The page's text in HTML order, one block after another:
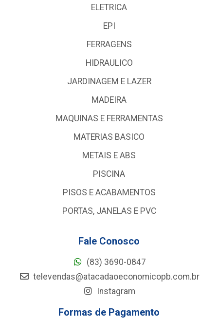
ELETRICA
EPI
FERRAGENS
HIDRAULICO
JARDINAGEM E LAZER
MADEIRA
MAQUINAS E FERRAMENTAS
MATERIAS BASICO
METAIS E ABS
PISCINA
PISOS E ACABAMENTOS
PORTAS, JANELAS E PVC
Fale Conosco
(83) 3690-0847
televendas@atacadaoeconomicopb.com.br
Instagram
Formas de Pagamento